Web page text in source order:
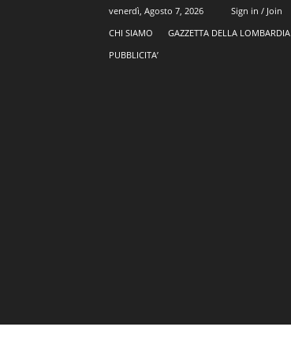
venerdì, Agosto 7, 2026
Sign in / Join
CHI SIAMO
GAZZETTA DELLA LOMBARDIA
PUBBLICITA’